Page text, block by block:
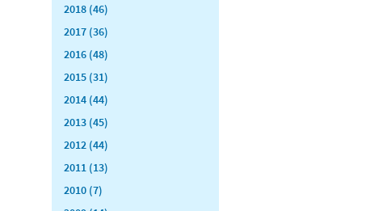
2018 (46)
2017 (36)
2016 (48)
2015 (31)
2014 (44)
2013 (45)
2012 (44)
2011 (13)
2010 (7)